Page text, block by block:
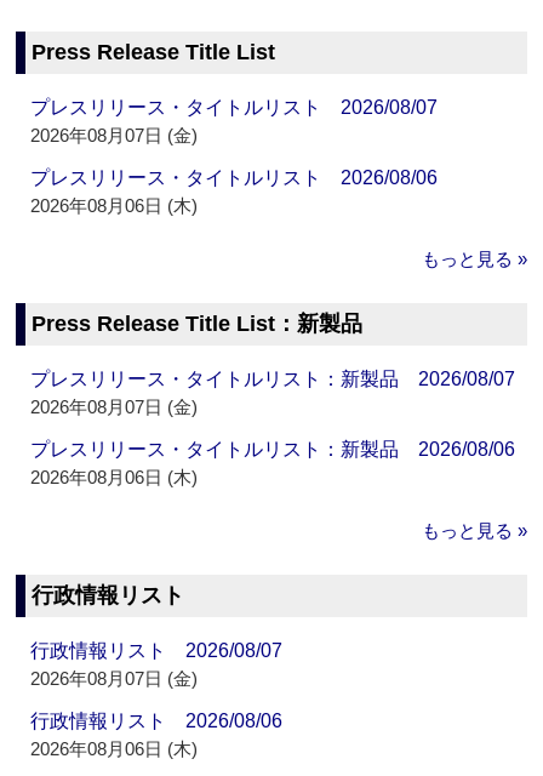
Press Release Title List
プレスリリース・タイトルリスト 2026/08/07
2026年08月07日 (金)
プレスリリース・タイトルリスト 2026/08/06
2026年08月06日 (木)
もっと見る »
Press Release Title List：新製品
プレスリリース・タイトルリスト：新製品 2026/08/07
2026年08月07日 (金)
プレスリリース・タイトルリスト：新製品 2026/08/06
2026年08月06日 (木)
もっと見る »
行政情報リスト
行政情報リスト 2026/08/07
2026年08月07日 (金)
行政情報リスト 2026/08/06
2026年08月06日 (木)